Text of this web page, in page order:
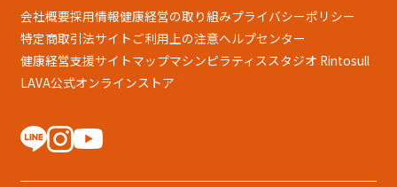
会社概要採用情報健康経営の取り組みプライバシーポリシー
特定商取引法サイトご利用上の注意ヘルプセンター
健康経営支援サイトマップマシンピラティススタジオ Rintosull
LAVA公式オンラインストア